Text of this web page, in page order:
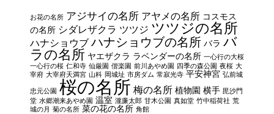
お花の名所 アジサイの名所 アヤメの名所 コスモス
の名所 シダレザクラ ツツジ ツツジの名所
ハナショウブ ハナショウブの名所 バラ バ
ラの名所 ヤエザクラ ラベンダーの名所 一心行の大桜
一心行の桜 仁和寺 仙厳園 偕楽園 前川あやめ園 四季の森公園 夜桜 大
宰府 大宰府天満宮 山科 岡城址 市房ダム 常寂光寺 平安神宮 弘前城
忠元公園 桜の名所 梅の名所 植物園 横手 毘沙門
堂 水郷潮来あやめ園 温室 瀧廉太郎 甘木公園 真如堂 竹中稲荷社 荒
城の月 菊の名所 菜の花の名所 角館